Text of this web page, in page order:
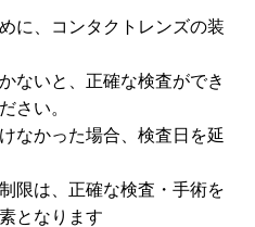
に、コンタクトレンズの装
ないと、正確な検査ができ
さい。
なかった場合、検査日を延
限は、正確な検査・手術を
となります